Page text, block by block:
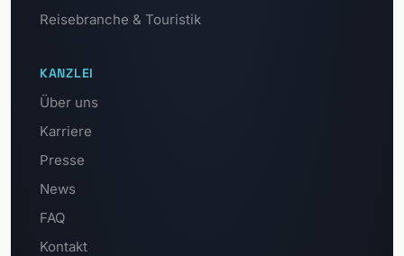
Reisebranche & Touristik
KANZLEI
Über uns
Karriere
Presse
News
FAQ
Kontakt